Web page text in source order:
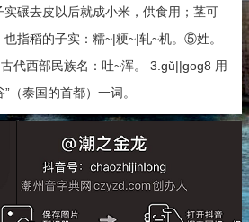
实碾去皮以后就成小米，供食用；茎可
指稻的子实：糯~|粳~|轧~机。⑤姓。
代西部民族名：吐~浑。 3.gǔ||gog8 用
（泰国的首都）一词。